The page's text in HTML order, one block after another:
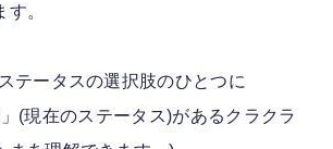
。
テータスの選択肢のひとつに
(現在のステータス)があるクラクラ